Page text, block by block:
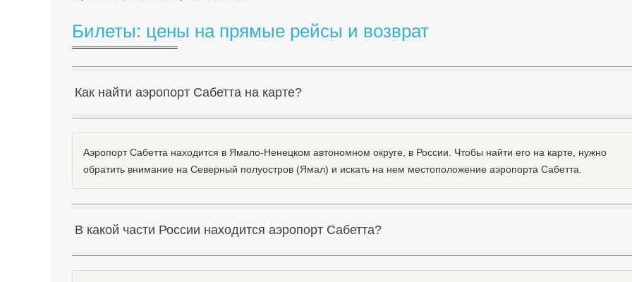
Билеты: цены на прямые рейсы и возврат
Как найти аэропорт Сабетта на карте?
Аэропорт Сабетта находится в Ямало-Ненецком автономном округе, в России. Чтобы найти его на карте, нужно
обратить внимание на Северный полуостров (Ямал) и искать на нем местоположение аэропорта Сабетта.
В какой части России находится аэропорт Сабетта?